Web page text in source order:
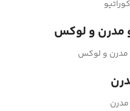
مدرن و لوکس
مدرن و لوکس
مدرن